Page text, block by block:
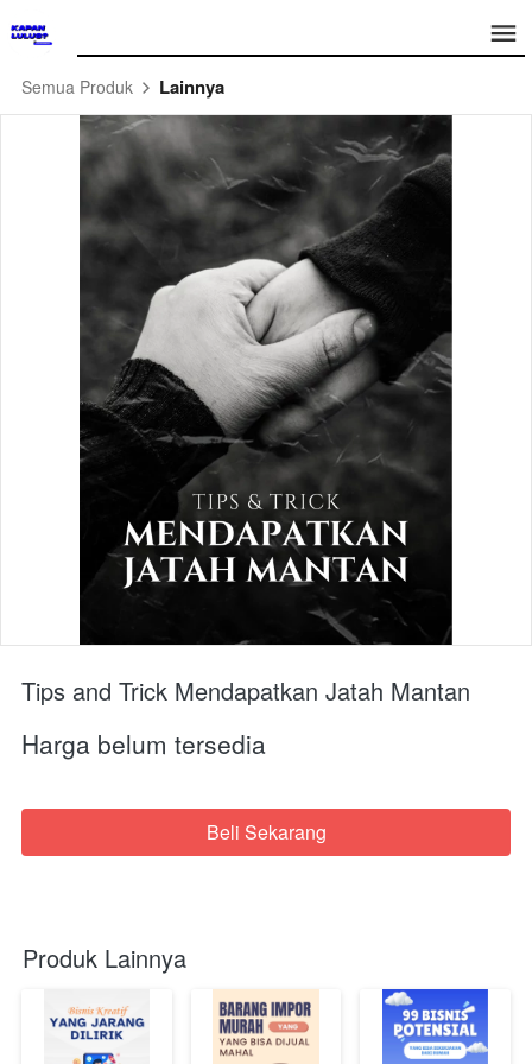
Semua Produk Lainnya
Tips and Trick Mendapatkan Jatah Mantan
Harga belum tersedia
`Beli Sekarang
Produk Lainnya